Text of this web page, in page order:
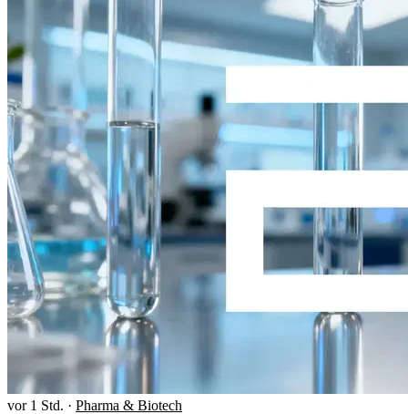
vor 1 Std. · Pharma & Biotech